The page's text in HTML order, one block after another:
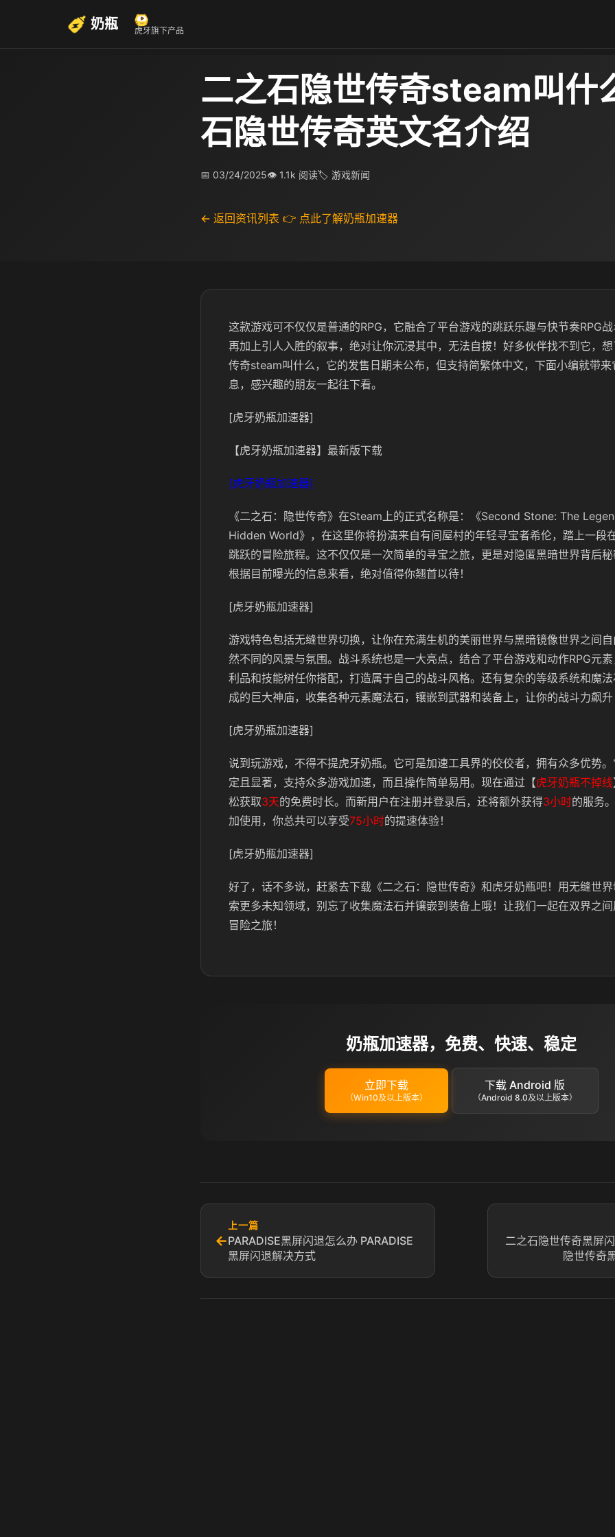
奶瓶 虎牙旗下产品
二之石隐世传奇steam叫什
石隐世传奇英文名介绍
📅 03/24/2025👁 1.1k 阅读🏷 游戏新闻
← 返回资讯列表 👉 点此了解奶瓶加速器
这款游戏可不仅仅是普通的RPG，它融合了平台游戏的跳跃乐趣与快节奏RPG
再加上引人入胜的叙事，绝对让你沉浸其中，无法自拔！好多伙伴找不到它，
传奇steam叫什么，它的发售日期未公布，但支持简繁体中文，下面小编就带
息，感兴趣的朋友一起往下看。
[虎牙奶瓶加速器]
【虎牙奶瓶加速器】最新版下载
[虎牙奶瓶加速器]
《二之石：隐世传奇》在Steam上的正式名称是：《Second Stone: The
Hidden World》，在这里你将扮演来自有间屋村的年轻寻宝者希伦，踏上一段
跳跃的冒险旅程。这不仅仅是一次简单的寻宝之旅，更是对隐匿黑暗世界背后
根据目前曝光的信息来看，绝对值得你翘首以待！
[虎牙奶瓶加速器]
游戏特色包括无缝世界切换，让你在充满生机的美丽世界与黑暗镜像世界之间
然不同的风景与氛围。战斗系统也是一大亮点，结合了平台游戏和动作RPG元
利品和技能树任你搭配，打造属于自己的战斗风格。还有复杂的等级系统和魔
成的巨大神庙，收集各种元素魔法石，镶嵌到武器和装备上，让你的战斗力飙
[虎牙奶瓶加速器]
说到玩游戏，不得不提虎牙奶瓶。它可是加速工具界的佼佼者，拥有众多优势
定且显著，支持众多游戏加速，而且操作简单易用。现在通过【虎牙奶瓶不掉线
松获取3天的免费时长。而新用户在注册并登录后，还将额外获得3小时的服务
加使用，你总共可以享受75小时的提速体验！
[虎牙奶瓶加速器]
好了，话不多说，赶紧去下载《二之石：隐世传奇》和虎牙奶瓶吧！用无缝世
索更多未知领域，别忘了收集魔法石并镶嵌到装备上哦！让我们一起在双界之
冒险之旅！
奶瓶加速器，免费、快速、稳定
立即下载
（Win10及以上版本）
下载 Android 版
（Android 8.0及以上版本）
←
上一篇
PARADISE黑屏闪退怎么办 PARADISE
黑屏闪退解决方式
二之石隐世传奇黑屏
隐世传奇